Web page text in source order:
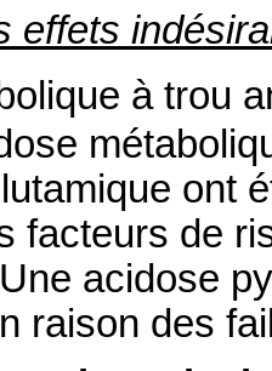
effets
à trou
ont
facteurs de
acidose
raison des